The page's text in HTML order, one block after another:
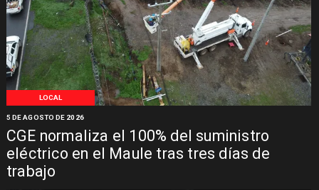
LOCAL
CGE normaliza el 100% del suministro
eléctrico en el Maule tras tres días de
trabajo
5 DE AGOSTO DE 2026